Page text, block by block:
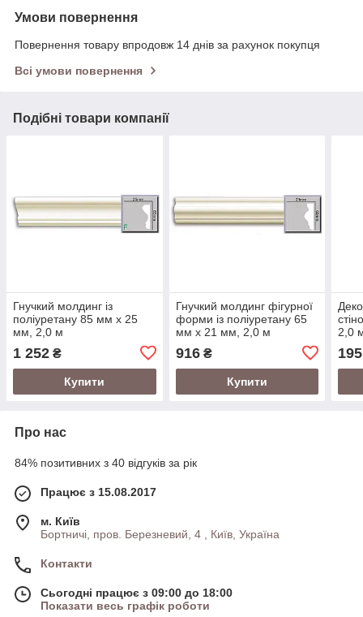
Умови повернення
Повернення товару впродовж 14 днів за рахунок покупця
Всі умови повернення
Подібні товари компанії
Гнучкий молдинг із
поліуретану 85 мм х 25
мм, 2,0 м
1 252 ₴
Купити
Гнучкий молдинг фігурної
форми із поліуретану 65
мм х 21 мм, 2,0 м
916₴
Купити
2,0
195
Про нас
84% позитивних з 40 відгуків за рік
Працює з 15.08.2017
м. Київ
Бортничі, пров. Березневий, 4 , Київ, Україна
Контакти
Сьогодні працює з 09:00 до 18:00
Показати весь графік роботи